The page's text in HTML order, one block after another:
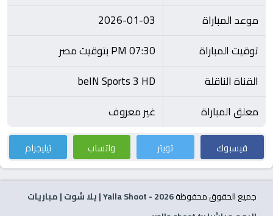
موعد المباراة
2026-01-03
توقيت المباراة
07:30 PM بتوقيت مصر
القناة الناقلة
beIN Sports 3 HD
معلق المباراة
غير معروف
فيسبوك تويتر واتساب تيليجرام
جميع الحقوق محفوظة2026
- Yalla Shoot | يلا شوت | مباريات